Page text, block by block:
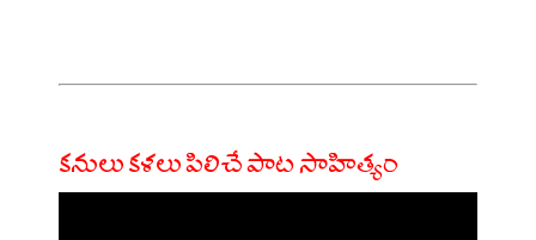
కనులు కళలు పిలిచే పాట సాహిత్యం